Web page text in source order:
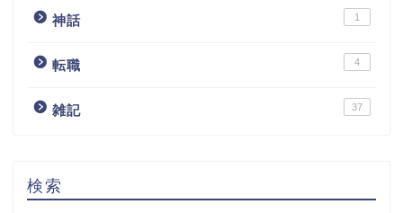
神話 1
転職 4
雑記 37
検索